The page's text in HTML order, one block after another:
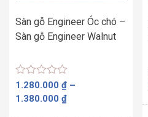
Sàn gỗ Engineer Óc chó –
Sàn gỗ Engineer Walnut
Được
xếp
hạng
1.280.000 ₫ –
1.380.000 ₫Khoảng